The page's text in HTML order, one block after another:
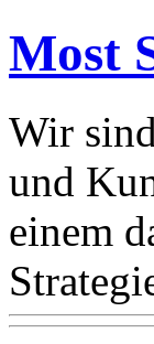
Most
Wir
und
einem